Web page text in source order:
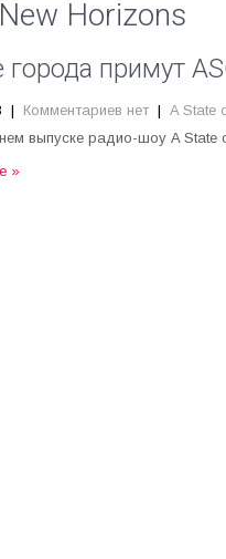
Horizons
города примут
| Комментариев нет | A State
выпуске радио-шоу A
»